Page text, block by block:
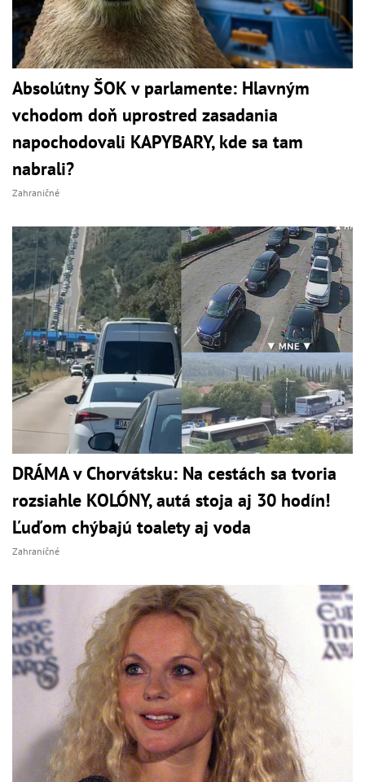
Absolútny ŠOK v parlamente: Hlavným
vchodom doň uprostred zasadania
napochodovali KAPYBARY, kde sa tam
nabrali?
Zahraničné
DRÁMA v Chorvátsku: Na cestách sa tvoria
rozsiahle KOLÓNY, autá stoja aj 30 hodín!
Ľuďom chýbajú toalety aj voda
Zahraničné